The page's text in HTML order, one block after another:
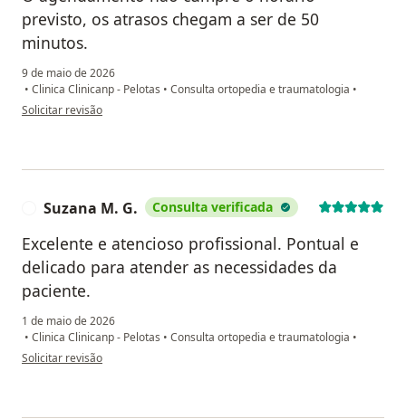
previsto, os atrasos chegam a ser de 50
minutos.
9 de maio de 2026
• Clinica Clinicanp - Pelotas • Consulta ortopedia e traumatologia •
na opinião do utilizador HB
Solicitar revisão
Suzana M. G. Consulta verificada
Excelente e atencioso profissional. Pontual e
delicado para atender as necessidades da
paciente.
1 de maio de 2026
• Clinica Clinicanp - Pelotas • Consulta ortopedia e traumatologia •
na opinião do utilizador Suzana M. G.
Solicitar revisão